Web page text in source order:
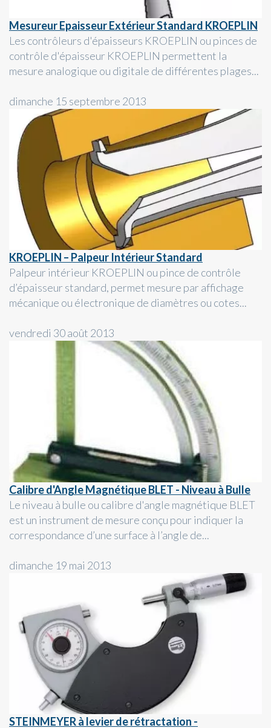
Mesureur Epaisseur Extérieur Standard KROEPLIN
Les contrôleurs d'épaisseurs KROEPLIN ou pinces de
contrôle d'épaisseur KROEPLIN permettent la
mesure analogique ou digitale de différentes plages...
dimanche 15 septembre 2013
KROEPLIN – Palpeur Intérieur Standard
Palpeur intérieur KROEPLIN ou pince de contrôle
d’épaisseur standard, permet mesure par affichage
mécanique ou électronique de diamètres ou cotes...
vendredi 30 août 2013
Calibre d'Angle Magnétique BLET - Niveau à Bulle
Le niveau à bulle ou calibre d'angle magnétique BLET
est un instrument de mesure conçu pour indiquer la
correspondance d’une surface à l’angle de...
dimanche 19 mai 2013
STEINMEYER à levier de rétractation -